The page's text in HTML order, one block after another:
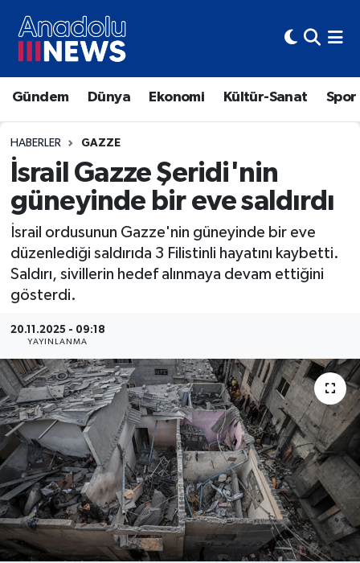
Gündem Dünya Ekonomi Kültür-Sanat Spor
HABERLER GAZZE
İsrail Gazze Şeridi'nin
güneyinde bir eve saldırdı
İsrail ordusunun Gazze'nin güneyinde bir eve
düzenlediği saldırıda 3 Filistinli hayatını kaybetti.
Saldırı, sivillerin hedef alınmaya devam ettiğini
gösterdi.
20.11.2025 - 09:18
YAYINLANMA
Hava Durumu
Trafik Durumu
Süper Lig Puan Durumu ve Fikstür
Tüm Manşetler
Son Dakika Haberleri
Haber Arşivi